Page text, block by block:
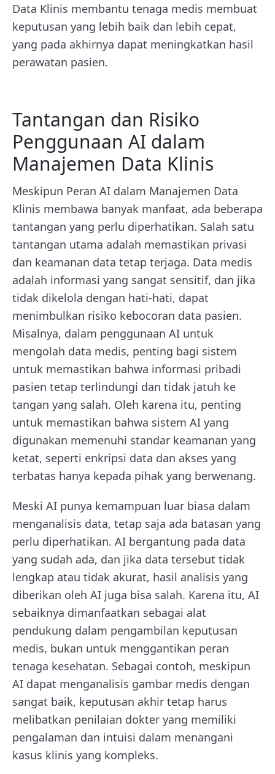
Data Klinis membantu tenaga medis membuat
keputusan yang lebih baik dan lebih cepat,
yang pada akhirnya dapat meningkatkan hasil
perawatan pasien.
Tantangan dan Risiko
Penggunaan AI dalam
Manajemen Data Klinis
Meskipun Peran AI dalam Manajemen Data
Klinis membawa banyak manfaat, ada beberapa
tantangan yang perlu diperhatikan. Salah satu
tantangan utama adalah memastikan privasi
dan keamanan data tetap terjaga. Data medis
adalah informasi yang sangat sensitif, dan jika
tidak dikelola dengan hati-hati, dapat
menimbulkan risiko kebocoran data pasien.
Misalnya, dalam penggunaan AI untuk
mengolah data medis, penting bagi sistem
untuk memastikan bahwa informasi pribadi
pasien tetap terlindungi dan tidak jatuh ke
tangan yang salah. Oleh karena itu, penting
untuk memastikan bahwa sistem AI yang
digunakan memenuhi standar keamanan yang
ketat, seperti enkripsi data dan akses yang
terbatas hanya kepada pihak yang berwenang.
Meski AI punya kemampuan luar biasa dalam
menganalisis data, tetap saja ada batasan yang
perlu diperhatikan. AI bergantung pada data
yang sudah ada, dan jika data tersebut tidak
lengkap atau tidak akurat, hasil analisis yang
diberikan oleh AI juga bisa salah. Karena itu, AI
sebaiknya dimanfaatkan sebagai alat
pendukung dalam pengambilan keputusan
medis, bukan untuk menggantikan peran
tenaga kesehatan. Sebagai contoh, meskipun
AI dapat menganalisis gambar medis dengan
sangat baik, keputusan akhir tetap harus
melibatkan penilaian dokter yang memiliki
pengalaman dan intuisi dalam menangani
kasus klinis yang kompleks.